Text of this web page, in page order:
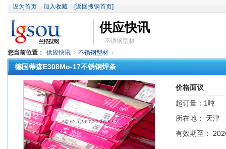
设为首页 加入收藏 [返回搜钢首页]
供应快讯
不锈钢型材
您当前位置：
供应快讯 不锈钢型材
德国蒂森E308Mo-17不锈钢焊条
价格面议
起订量：1吨
所在地： 天津
有效期至：